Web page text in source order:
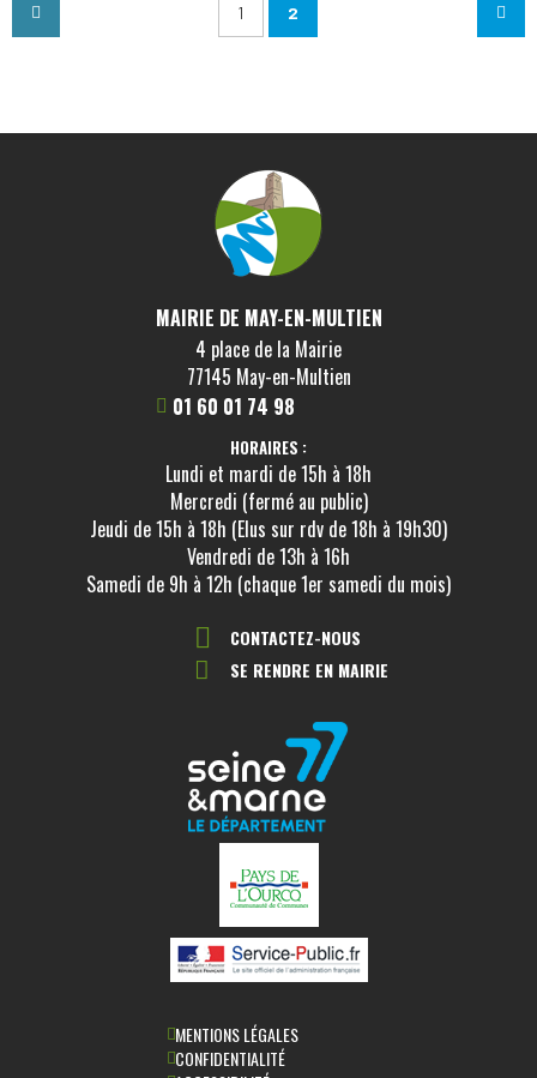
1 2
MAIRIE DE MAY-EN-MULTIEN
4 place de la Mairie
77145 May-en-Multien
01 60 01 74 98
HORAIRES :
Lundi et mardi de 15h à 18h
Mercredi (fermé au public)
Jeudi de 15h à 18h (Elus sur rdv de 18h à 19h30)
Vendredi de 13h à 16h
Samedi de 9h à 12h (chaque 1er samedi du mois)
CONTACTEZ-NOUS
SE RENDRE EN MAIRIE
MENTIONS LÉGALES
CONFIDENTIALITÉ